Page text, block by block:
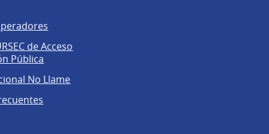
de Acceso
Pública
No Llame